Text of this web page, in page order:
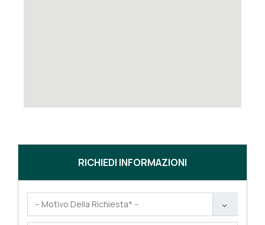
RICHIEDI INFORMAZIONI